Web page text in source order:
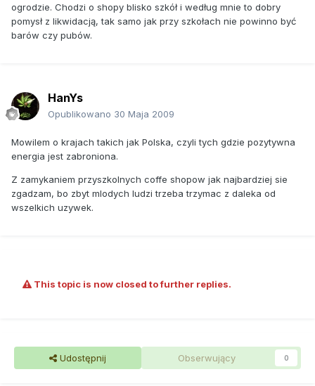
ogrodzie. Chodzi o shopy blisko szkół i według mnie to dobry
pomysł z likwidacją, tak samo jak przy szkołach nie powinno być
barów czy pubów.
HanYs
Opublikowano 30 Maja 2009
Mowilem o krajach takich jak Polska, czyli tych gdzie pozytywna
energia jest zabroniona.
Z zamykaniem przyszkolnych coffe shopow jak najbardziej sie
zgadzam, bo zbyt mlodych ludzi trzeba trzymac z daleka od
wszelkich uzywek.
This topic is now closed to further replies.
Udostępnij Obserwujący 0